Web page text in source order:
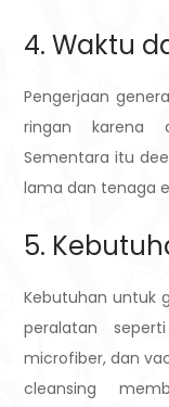
4. Waktu
Pengerjaan
ringan karena
Sementara itu
lama dan tenaga
5.
Kebutuhan untuk
peralatan
microfiber, dan
cleansing